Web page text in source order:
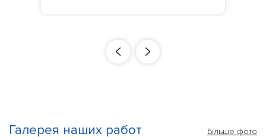
Галерея наших работ Більше фото